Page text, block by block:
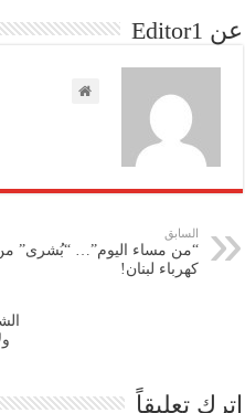
عن Editor1
السابق
“من مساء اليوم”… “بُشرى”
كهرباء لبنان!
اترك تعليقاً